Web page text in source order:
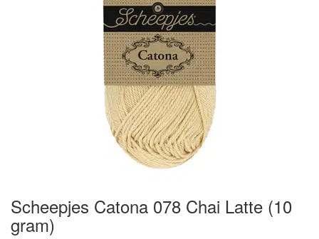
Scheepjes Catona 078 Chai Latte (10
gram)